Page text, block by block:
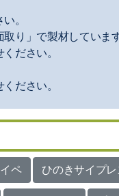
。
り」で製材しています
ださい。
ださい。
イペ ひのきサイプレ